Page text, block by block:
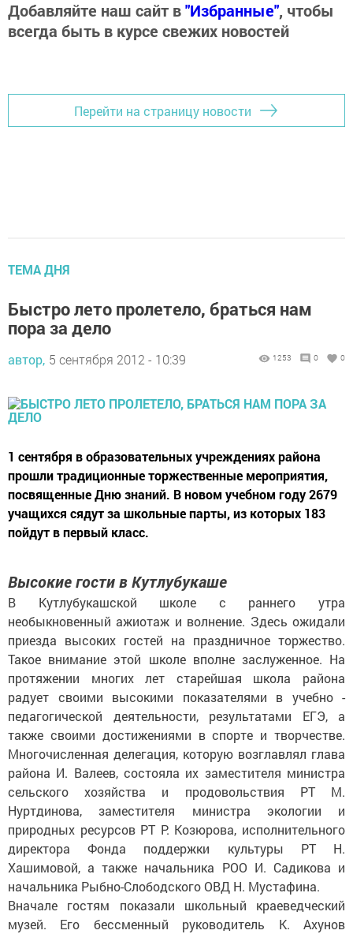
Добавляйте наш сайт в"Избранные", чтобы
всегда быть в курсе свежих новостей
Перейти на страницу новости
ТЕМА ДНЯ
Быстро лето пролетело, браться нам
пора за дело
автор, 5 сентября 2012 - 10:39 1253 0 0
1 сентября в образовательных учреждениях района
прошли традиционные торжественные мероприятия,
посвященные Дню знаний. В новом учебном году 2679
учащихся сядут за школьные парты, из которых 183
пойдут в первый класс.
Высокие гости в Кутлубукаше
В Кутлубукашской школе с раннего утра
необыкновенный ажиотаж и волнение. Здесь ожидали
приезда высоких гостей на праздничное торжество.
Такое внимание этой школе вполне заслуженное. На
протяжении многих лет старейшая школа района
радует своими высокими показателями в учебно -
педагогической деятельности, результатами ЕГЭ, а
также своими достижениями в спорте и творчестве.
Многочисленная делегация, которую возглавлял глава
района И. Валеев, состояла их заместителя министра
сельского хозяйства и продовольствия РТ М.
Нуртдинова, заместителя министра экологии и
природных ресурсов РТ Р. Козюрова, исполнительного
директора Фонда поддержки культуры РТ Н.
Хашимовой, а также начальника РОО И. Садикова и
начальника Рыбно-Слободского ОВД Н. Мустафина.
Вначале гостям показали школьный краеведческий
музей. Его бессменный руководитель К. Ахунов